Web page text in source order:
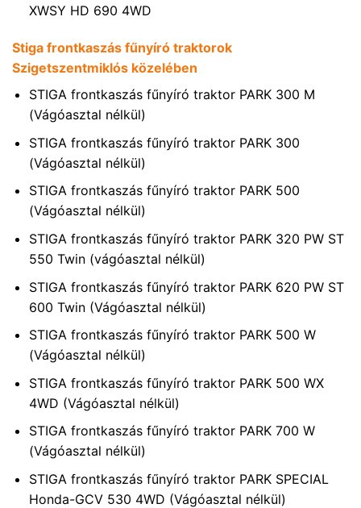
XWSY HD 690 4WD
Stiga frontkaszás fűnyíró traktorok
Szigetszentmiklós közelében
STIGA frontkaszás fűnyíró traktor PARK 300 M
(Vágóasztal nélkül)
STIGA frontkaszás fűnyíró traktor PARK 300
(Vágóasztal nélkül)
STIGA frontkaszás fűnyíró traktor PARK 500
(Vágóasztal nélkül)
STIGA frontkaszás fűnyíró traktor PARK 320 PW ST
550 Twin (vágóasztal nélkül)
STIGA frontkaszás fűnyíró traktor PARK 620 PW ST
600 Twin (Vágóasztal nélkül)
STIGA frontkaszás fűnyíró traktor PARK 500 W
(Vágóasztal nélkül)
STIGA frontkaszás fűnyíró traktor PARK 500 WX
4WD (Vágóasztal nélkül)
STIGA frontkaszás fűnyíró traktor PARK 700 W
(Vágóasztal nélkül)
STIGA frontkaszás fűnyíró traktor PARK SPECIAL
Honda-GCV 530 4WD (Vágóasztal nélkül)